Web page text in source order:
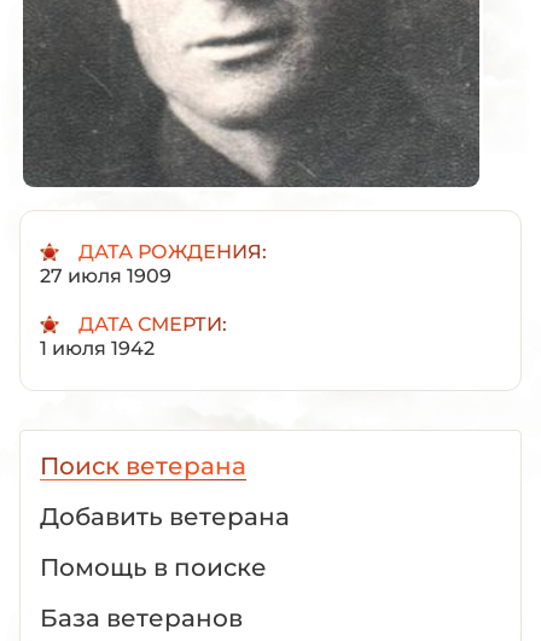
ДАТА РОЖДЕНИЯ:
27 июля 1909
ДАТА СМЕРТИ:
1 июля 1942
Поиск ветерана
Добавить ветерана
Помощь в поиске
База ветеранов